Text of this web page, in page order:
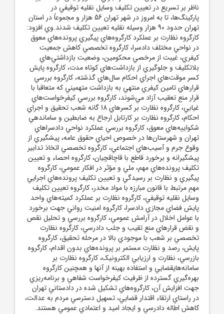
ناظر بر تسريع در تعيين تکليف وسايل نقليه توقيفي در
پارکينگ‌ها، تا به امروز در شهر تهران 56 هزار و مجموعاً در استان
تهران حدود 90 هزار وسيله نقليه تعيين تکليف شدند.وي افزود:
کارگروه نظارت بر عملکرد کارگروه‌هاي پيگيري پرونده‌هاي معوق
در نواحي مختلف دادسرا، کارگروه تخصصي کاهش جمعيت
کيفري، غيبت از مرخصي محکومين، وضعيت بازداشتي‌هاي
بلاتکليف و جلوگيري از بازداشت‌هاي کوتاه مدت، کارگروه پايش
کسر موقت‌هاي اجراي احکام سال‌هاي گذشته، کارگروه بررسي
قرارهاي تامين کيفري منتهي به بازداشت متهميني که متعاقبا با
قرار منع تعقيب آزاد مي‌شوند، کارگروه بررسي کيفرخواست‌هاي
غيابي، کارگروه نظارت بر کسرهاي 18 گانه شعب تحقيق و اجراي
احکام، کارگروه نظارت بر کارتابل ارجاع به ضابطين و ساماندهي
شکواييه‌هاي معوق، کارگروه بررسي عملکرد نواحي دادسراهاي
تهران و شهرستان‌ها در خصوص احياي حقوق عامه، پيشگيري از
وقوع جرم و آسيب‌هاي اجتماعي، کارگروه تخصصي اتخاذ تدابير
پيشگيرانه و برخورد قاطع با قاچاقچيان، کارگروه احصاء و تعيين
تکليف پرونده‌هاي مهم، ملي و مؤثر در افکار عمومي، کارگروه
پيگيري و نظارت بر رسيدگي و تعيين تکليف پرونده‌هاي اجرايي
مهمِ مرتبط با قانون مبارزه با مواد مخدر، کارگروه تعيين تکليف
وسايل نقليه توقيفي، کارگروه نظارت بر عملکرد کميته‌هاي واحد
پايش فضاي مجازي دادسرا، کارگروه امنيت رواني جهت برخورد
با عوامل اخلال در آرامش عمومي، کارگروه بررسي و تحليل نقص
و نقض قرارهاي منع تقيب و جلب دادرسي، کارگروه نظارت
تخصصي بر شعب با موجودي بالا در مرحله تحقيق، کارگروه
پايش، رصد و نظارت مستمر بر پرونده‌هاي بدون اقدام، کارگروه
بازرسي، نظارت و ارزيابي الکترونيک، کارگروه نظارت بر
سامانه‌هايقضايي و استفاده بهينه از آنها و همچنين کارگروه
بهره‌گيري گسترده از ظرفيت کيفرخواست شفاهي و برنامه‌ريزي
جهت افزايش آن، کارگروه‌هاي تشکيل شده در دادستاني تهران
در راستاي ارتقاء اقتدار قضايي، تسهيل دسترسي مردم به عدالت،
کاهش اطاله دادرسي و ايجاد اميد و اعتمادي عمومي هستند.